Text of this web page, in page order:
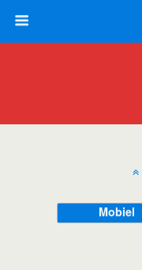
Mobiel